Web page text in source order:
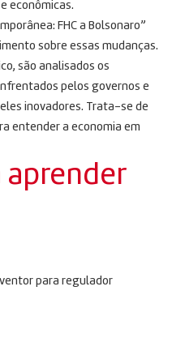
econômicas.
FHC a Bolsonaro”
sobre essas mudanças.
são analisados ​​os
pelos governos e
inovadores. Trata-se de
entender a economia em
aprender
para regulador